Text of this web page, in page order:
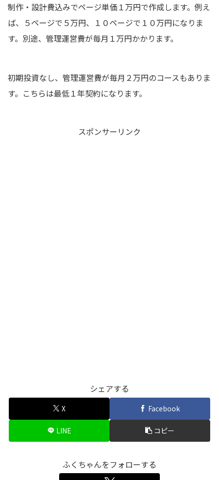
制作・設計費込みでページ単価１万円で作成します。例え
ば、５ページで５万円、１０ページで１０万円になりま
す。別途、管理運営費が毎月１万円かかります。
初期投資なし、管理運営費が毎月２万円のコースもありま
す。こちらは最低１年契約になります。
スポンサーリンク
シェアする
X Facebook
LINE コピー
ふくちゃんをフォローする